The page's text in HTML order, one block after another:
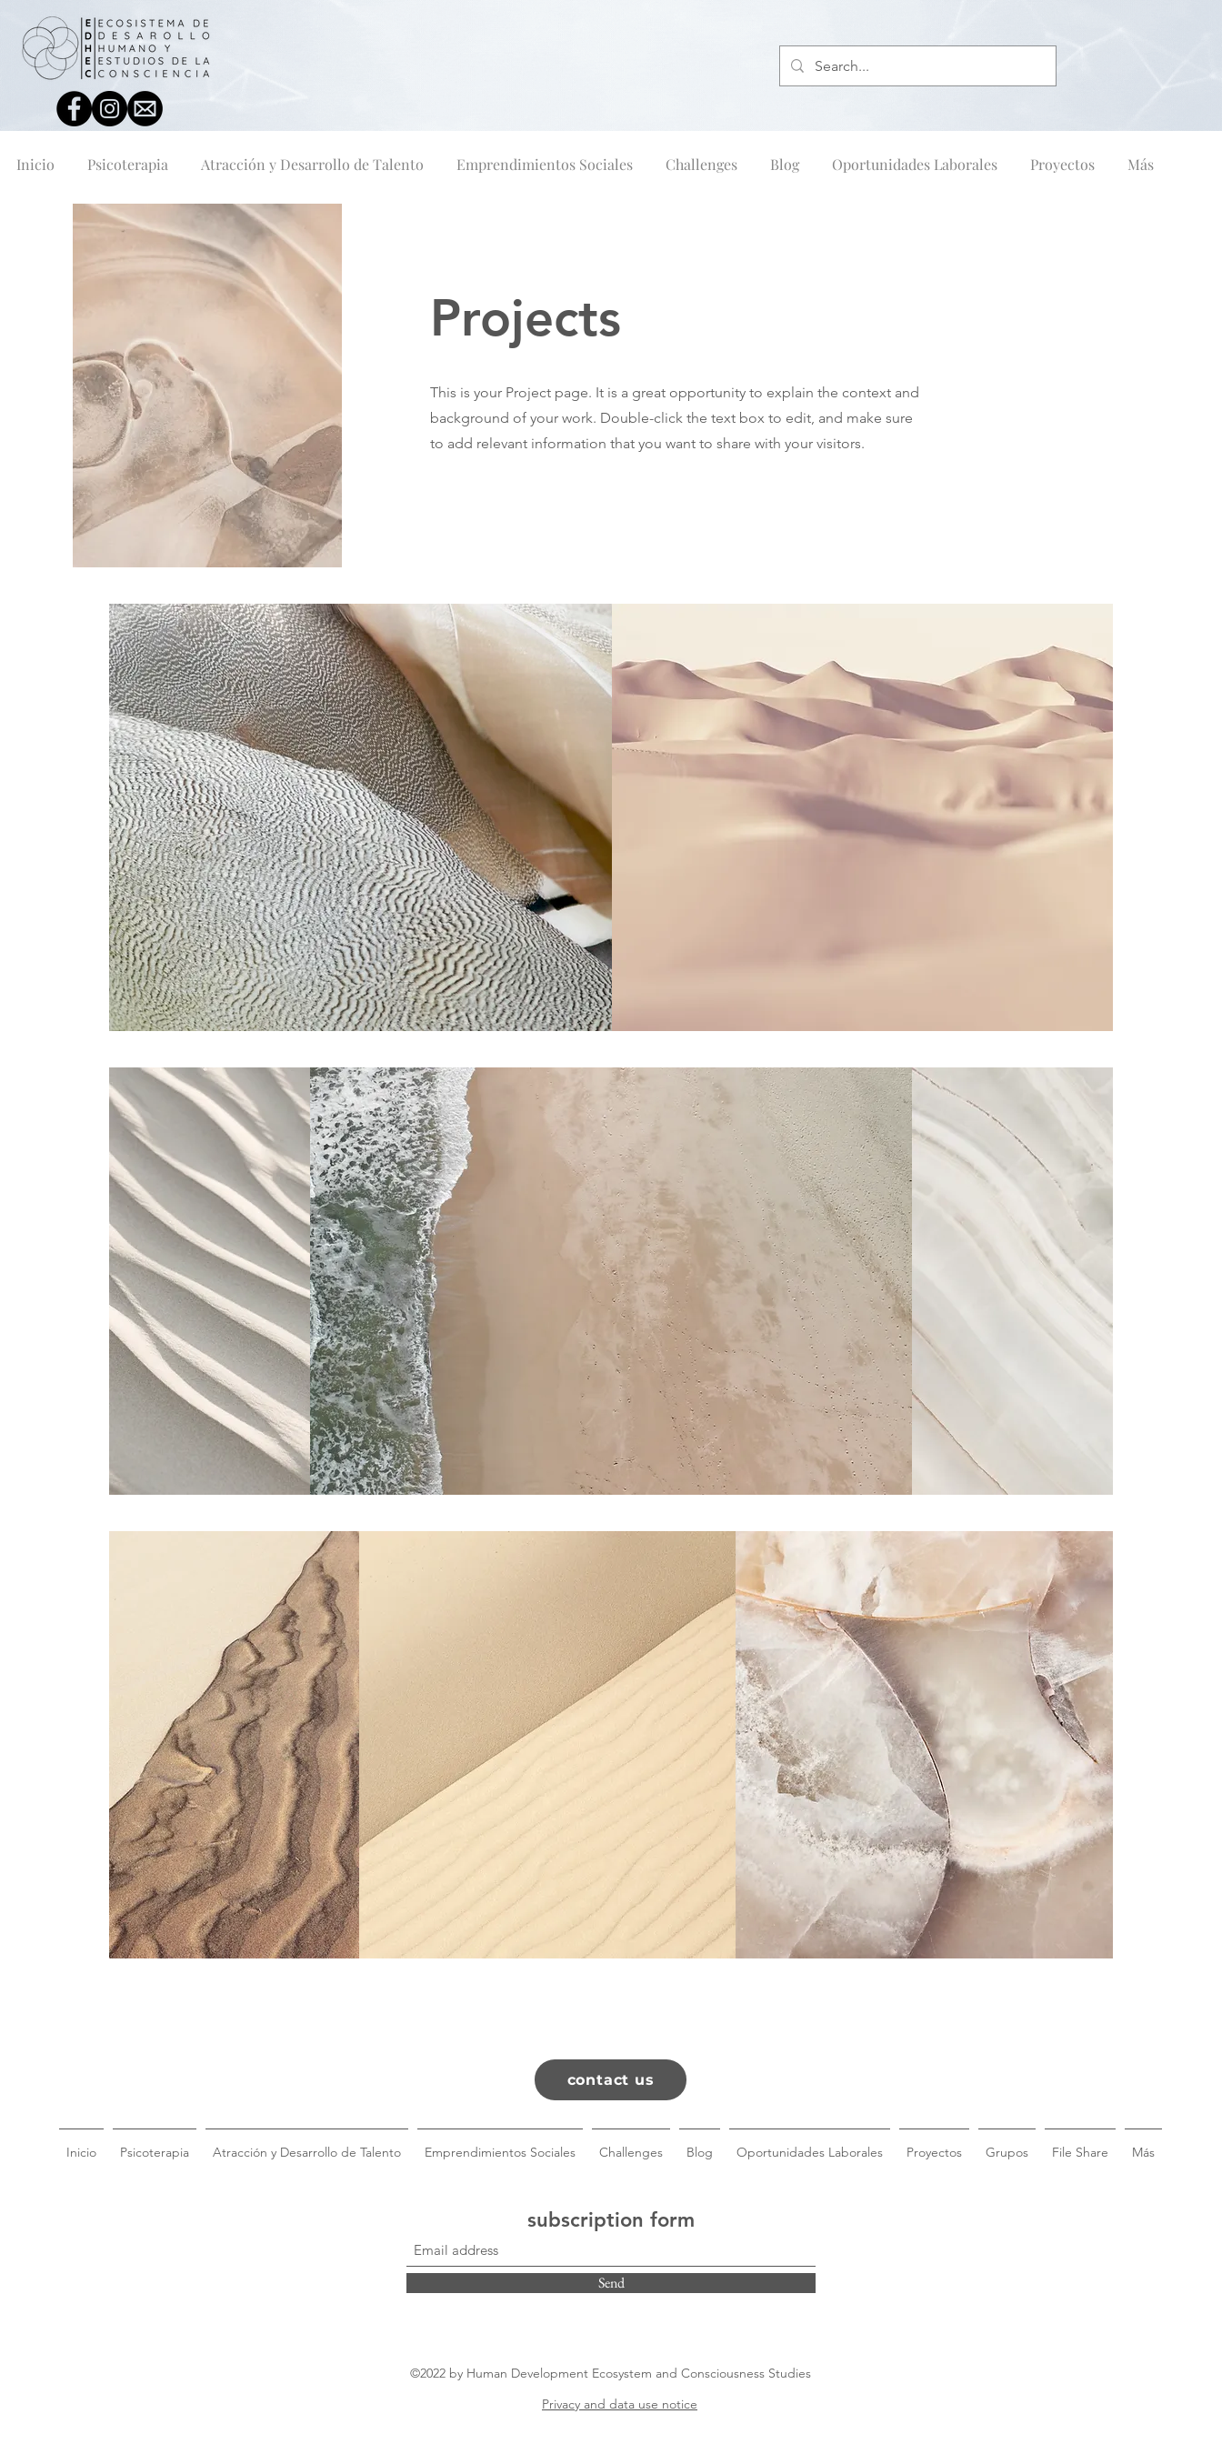
Projects
This is your Project page. It is a great opportunity to explain the context and
background of your work. Double-click the text box to edit, and make sure
to add relevant information that you want to share with your visitors.
Inicio Psicoterapia Atracción y Desarrollo de Talento Emprendimientos Sociales Challenges Blog Oportunidades Laborales Proyectos Más
contact us
Inicio Psicoterapia Atracción y Desarrollo de Talento Emprendimientos Sociales Challenges Blog Oportunidades Laborales Proyectos Grupos File Share Más
subscription form
Send
©2022 by Human Development Ecosystem and Consciousness Studies
Privacy and data use notice